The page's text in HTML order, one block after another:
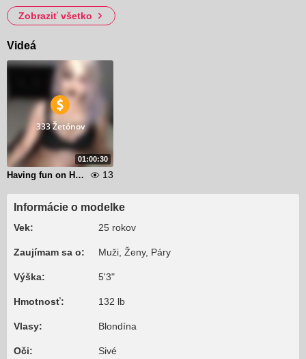
Zobraziť všetko
Videá
01:00:30
333 Žetónov
Having fun on Halloween 13
Informácie o modelke
Vek: 25 rokov
Zaujímam sa o: Muži, Ženy, Páry
Výška: 5'3"
Hmotnosť: 132 lb
Vlasy: Blondína
Oči: Sivé